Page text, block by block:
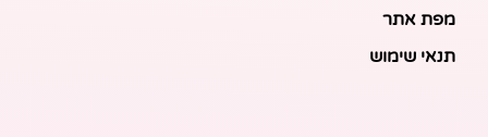
מפת אתר
תנאי שימוש